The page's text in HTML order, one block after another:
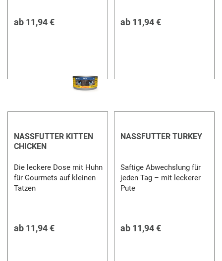
ab 11,94 € ab 11,94 €
NASSFUTTER KITTEN
CHICKEN
Die leckere Dose mit Huhn
für Gourmets auf kleinen
Tatzen
ab 11,94 €
NASSFUTTER TURKEY
Saftige Abwechslung für
jeden Tag – mit leckerer
Pute
ab 11,94 €